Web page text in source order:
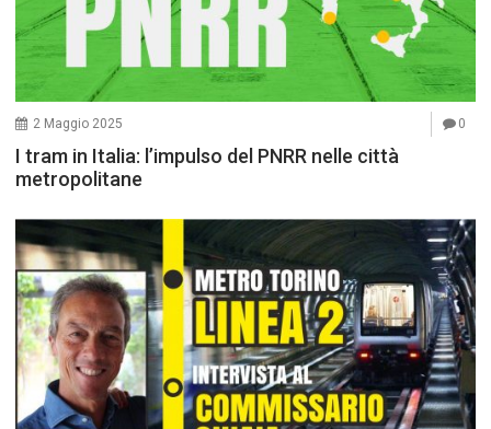
2 Maggio 2025 0
I tram in Italia: l’impulso del PNRR nelle città
metropolitane